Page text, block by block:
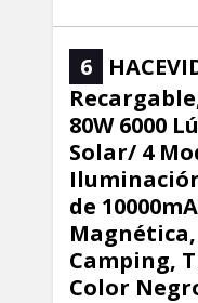
6
80W 6000
Solar/ 4
de
Camping,
Color